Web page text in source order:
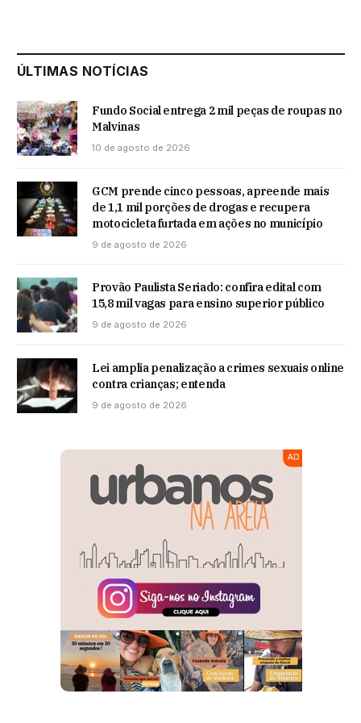
ÚLTIMAS NOTÍCIAS
Fundo Social entrega 2 mil peças de roupas no
Malvinas
10 de agosto de 2026
GCM prende cinco pessoas, apreende mais
de 1,1 mil porções de drogas e recupera
motocicleta furtada em ações no município
9 de agosto de 2026
Provão Paulista Seriado: confira edital com
15,8 mil vagas para ensino superior público
9 de agosto de 2026
Lei amplia penalização a crimes sexuais online
contra crianças; entenda
9 de agosto de 2026